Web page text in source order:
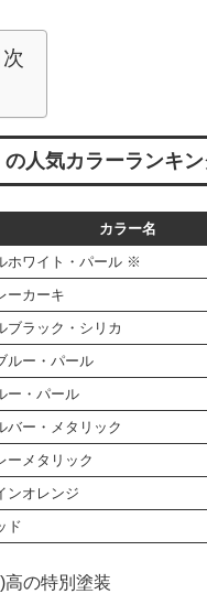
人気カラーランキン
カラー名
ホワイト・パール ※
ーカーキ
ブラック・シリカ
ルー・パール
ー・パール
バー・メタリック
ーメタリック
ンオレンジ
ド
の特別塗装